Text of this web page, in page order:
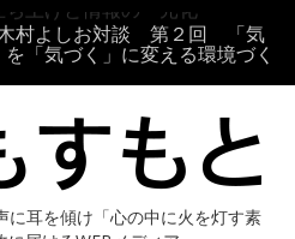
村よしお対談 第２回 「気
「気づく」に変える環境づく